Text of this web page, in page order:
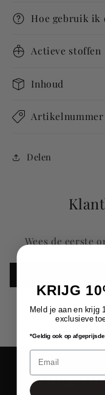
Hoe gebruik
Actieve stoffen
Inhoud
Artikelnummer
Delen
Wees de eerste
Vraag
KRIJG
Meld je aan en krijg
exclusieve
*Geldig ook op
Email